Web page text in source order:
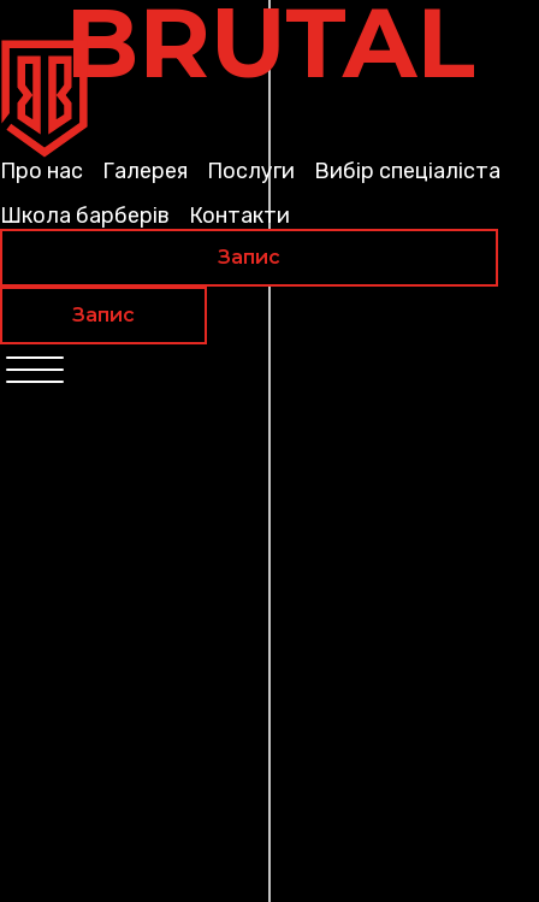
Про нас Галерея Послуги
Вибір спеціаліста
Школа барберів
Контакти
Запис
Запис
BRUTAL